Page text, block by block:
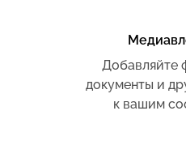
Добавляйте
документы и
к вашим